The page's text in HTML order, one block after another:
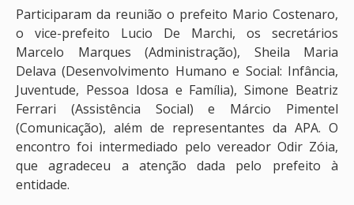
Participaram da reunião o prefeito Mario Costenaro,
o vice-prefeito Lucio De Marchi, os secretários
Marcelo Marques (Administração), Sheila Maria
Delava (Desenvolvimento Humano e Social: Infância,
Juventude, Pessoa Idosa e Família), Simone Beatriz
Ferrari (Assistência Social) e Márcio Pimentel
(Comunicação), além de representantes da APA. O
encontro foi intermediado pelo vereador Odir Zóia,
que agradeceu a atenção dada pelo prefeito à
entidade.